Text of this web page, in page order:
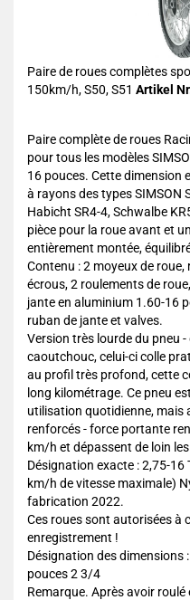
Paire de roues complètes
150km/h, S50, S51 Artikel
Paire complète de roues
pour tous les modèles
16 pouces. Cette dimension
à rayons des types SIMSON
Habicht SR4-4, Schwalbe
pièce pour la roue avant et
entièrement montée,
Contenu : 2 moyeux de
écrous, 2 roulements de
jante en aluminium 1.60-16
ruban de jante et valves.
Version très lourde du pneu
caoutchouc, celui-ci colle
au profil très profond, cette
long kilométrage. Ce pneu
utilisation quotidienne, mais
renforcés - force portante
km/h et dépassent de loin
Désignation exacte : 2,75-16
km/h de vitesse maximale)
fabrication 2022.
Ces roues sont autorisées à
enregistrement !
Désignation des dimensions
pouces 2 3/4
Remarque. Après avoir